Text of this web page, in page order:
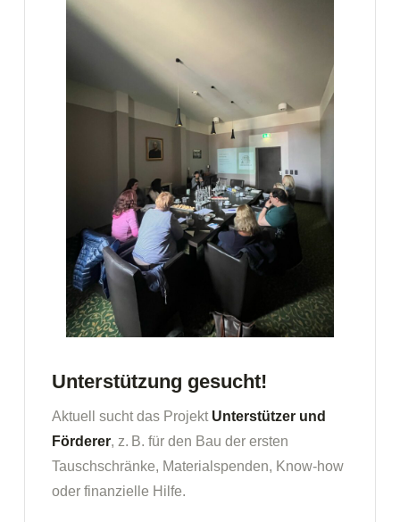
Unterstützung gesucht!
Aktuell sucht das Projekt Unterstützer und
Förderer, z. B. für den Bau der ersten
Tauschschränke, Materialspenden, Know-how
oder finanzielle Hilfe.